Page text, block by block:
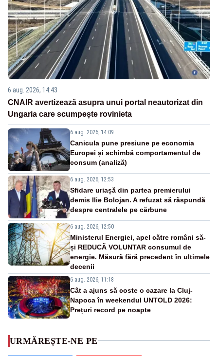
6 aug. 2026, 14:43
CNAIR avertizează asupra unui portal neautorizat din
Ungaria care scumpește rovinieta
6 aug. 2026, 14:09
Canicula pune presiune pe economia
Europei și schimbă comportamentul de
consum (analiză)
6 aug. 2026, 12:53
Sfidare uriașă din partea premierului
demis Ilie Bolojan. A refuzat să răspundă
despre centralele pe cărbune
6 aug. 2026, 12:50
Ministerul Energiei, apel către români să-
și REDUCĂ VOLUNTAR consumul de
energie. Măsură fără precedent în ultimele
decenii
6 aug. 2026, 11:18
Cât a ajuns să coste o cazare la Cluj-
Napoca în weekendul UNTOLD 2026:
Prețuri record pe noapte
URMĂREȘTE-NE PE